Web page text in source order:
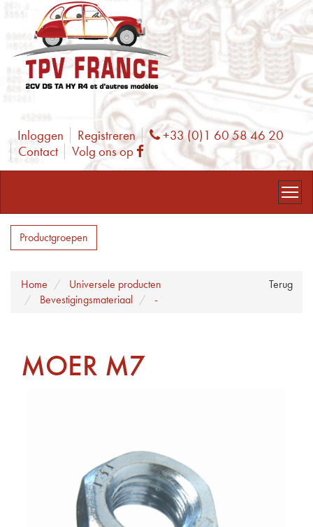
Inloggen Registreren Phone
+33 (0)1 60 58 46 20
Contact
Volg ons op Facebook
Productgroepen
Terug
Home
Universele producten
Bevestigingsmateriaal
-
MOER M7